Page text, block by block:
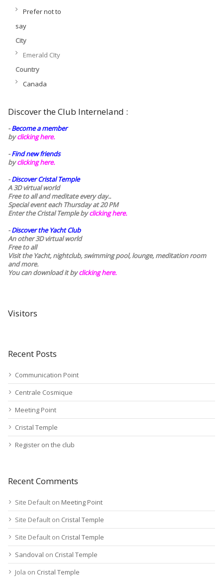
Prefer not to
say
City
Emerald CIty
Country
Canada
Discover the Club Interneland :
-Become a member
byclicking here.
-Find new friends
byclicking here.
-Discover Cristal Temple
A 3D virtual world
Free to all and meditate every day..
Special event each Thursday at 20 PM
Enter the Cristal Temple byclicking here.
-Discover the Yacht Club
An other 3D virtual world
Free to all
Visit the Yacht, nightclub, swimming pool, lounge, meditation room
and more.
You can download it byclicking here.
Visitors
Recent Posts
Communication Point
Centrale Cosmique
Meeting Point
Cristal Temple
Register on the club
Recent Comments
Site Default on Meeting Point
Site Default on Cristal Temple
Site Default on Cristal Temple
Sandoval on Cristal Temple
Jola on Cristal Temple